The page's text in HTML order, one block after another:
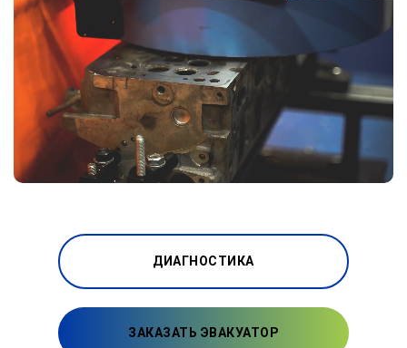
ДИАГНОСТИКА
ЗАКАЗАТЬ ЭВАКУАТОР